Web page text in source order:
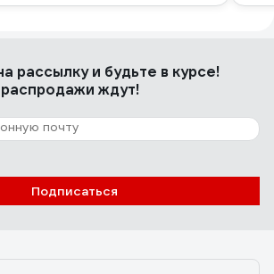
рассылкуи будьте в курсе!
ждут!
Подписаться